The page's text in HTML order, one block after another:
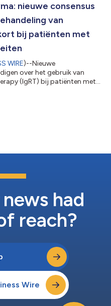
myopathie die
ontsteking va...
nieuwe consensus
van
bij patiënten met
WIRE)--Nieuwe
over het gebruik van
(IgRT) bij patiënten met
Europese
van IgRT bij patiënten met
aan hematologische
had
reach?
Wire